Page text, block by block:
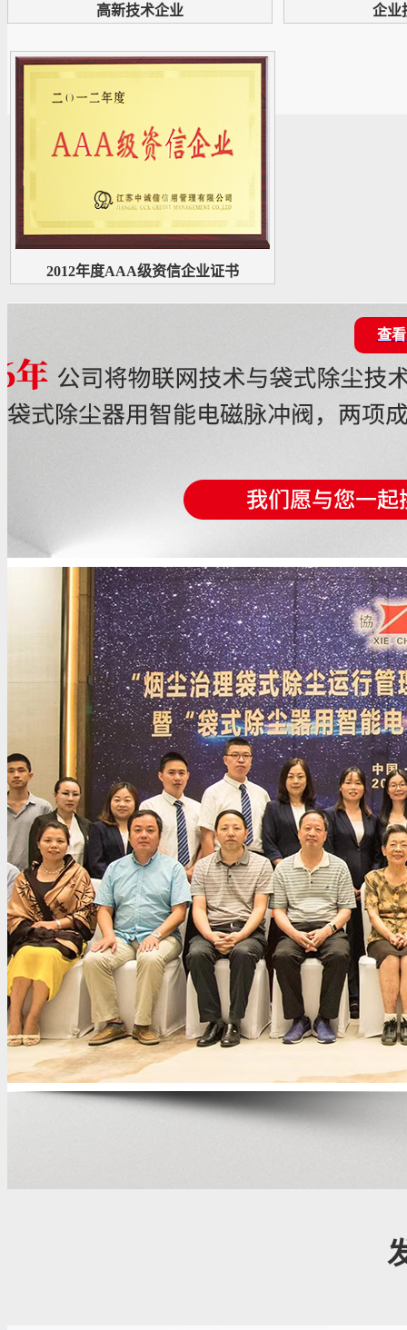
高新技术企业 企业
2012年度AAA级资信企业证书
查